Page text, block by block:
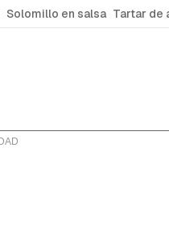
Solomillo en salsa Tartar de